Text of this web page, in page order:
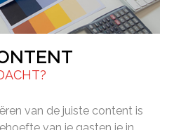
van de juiste content is